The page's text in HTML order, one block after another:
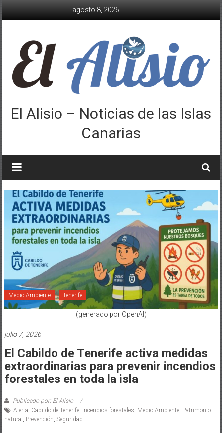
agosto 8, 2026
El Alisio – Noticias de las Islas
Canarias
Medio Ambiente Tenerife
(generado por OpenAI)
julio 7, 2026
El Cabildo de Tenerife activa medidas
extraordinarias para prevenir incendios
forestales en toda la isla
Publicado por: El Alisio
Alerta Cabildo de Tenerife, incendios forestales Medio Ambiente, Patrimonio
natural
Prevención Seguridad